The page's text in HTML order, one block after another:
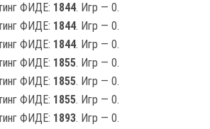
ФИДЕ: 1844. Игр — 0.
ФИДЕ: 1844. Игр — 0.
ФИДЕ: 1844. Игр — 0.
ФИДЕ: 1855. Игр — 0.
ФИДЕ: 1855. Игр — 0.
ФИДЕ: 1855. Игр — 0.
ФИДЕ: 1893. Игр — 0.